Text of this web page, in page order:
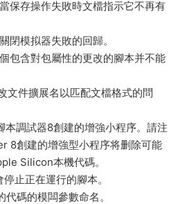
保存操作失敗時文檔指示它不再有
閉模拟器失敗的回歸。
包含對包屬性的更改的腳本并不能
文件擴展名以匹配文檔格式的問
本調試器8創建的增強小程序。請注
8創建的增強型小程序将删除可能
Silicon本機代碼。
止正在運行的腳本。
碼的模闆參數命名。